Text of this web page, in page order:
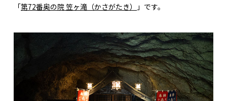
「第72番奥の院 笠ヶ滝（かさがたき） 」です。